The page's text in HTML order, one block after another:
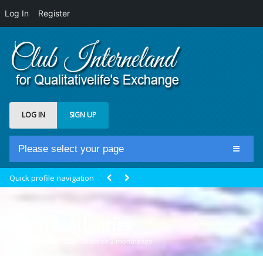
Log In Register
LOG IN SIGN UP
Please select your page
Quick profile navigation
Active 2 months ago